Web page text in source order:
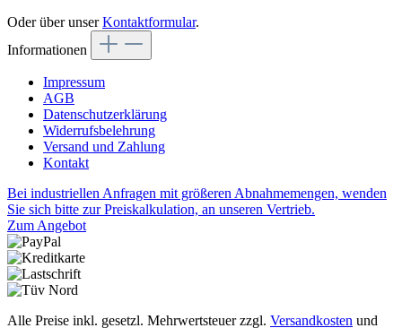
Oder über unserKontaktformular.
Informationen
Impressum
AGB
Datenschutzerklärung
Widerrufsbelehrung
Versand und Zahlung
Kontakt
Bei industriellen Anfragen mit größeren Abnahmemengen, wenden
Sie sich bitte zur Preiskalkulation, an unseren Vertrieb.
Zum Angebot
Alle Preise inkl. gesetzl. Mehrwertsteuer zzgl. Versandkosten und